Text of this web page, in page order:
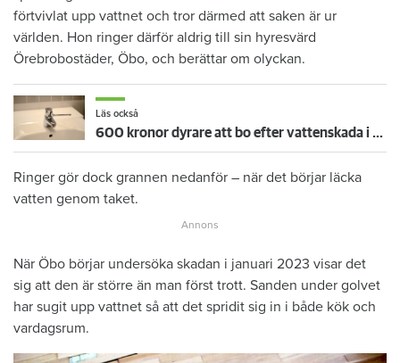
förtvivlat upp vattnet och tror därmed att saken är ur
världen. Hon ringer därför aldrig till sin hyresvärd
Örebrobostäder, Öbo, och berättar om olyckan.
Läs också
600 kronor dyrare att bo efter vattenskada i Varberg
Ringer gör dock grannen nedanför – när det börjar läcka
vatten genom taket.
När Öbo börjar undersöka skadan i januari 2023 visar det
sig att den är större än man först trott. Sanden under golvet
har sugit upp vattnet så att det spridit sig in i både kök och
vardagsrum.